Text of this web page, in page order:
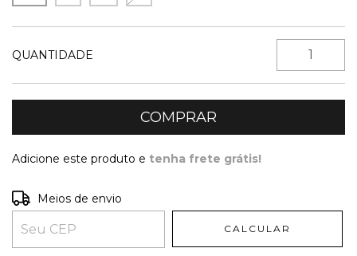
QUANTIDADE
Adicione este produto e tenha frete grátis!
Entregas para o CEP:
Meios de envio
CALCULAR